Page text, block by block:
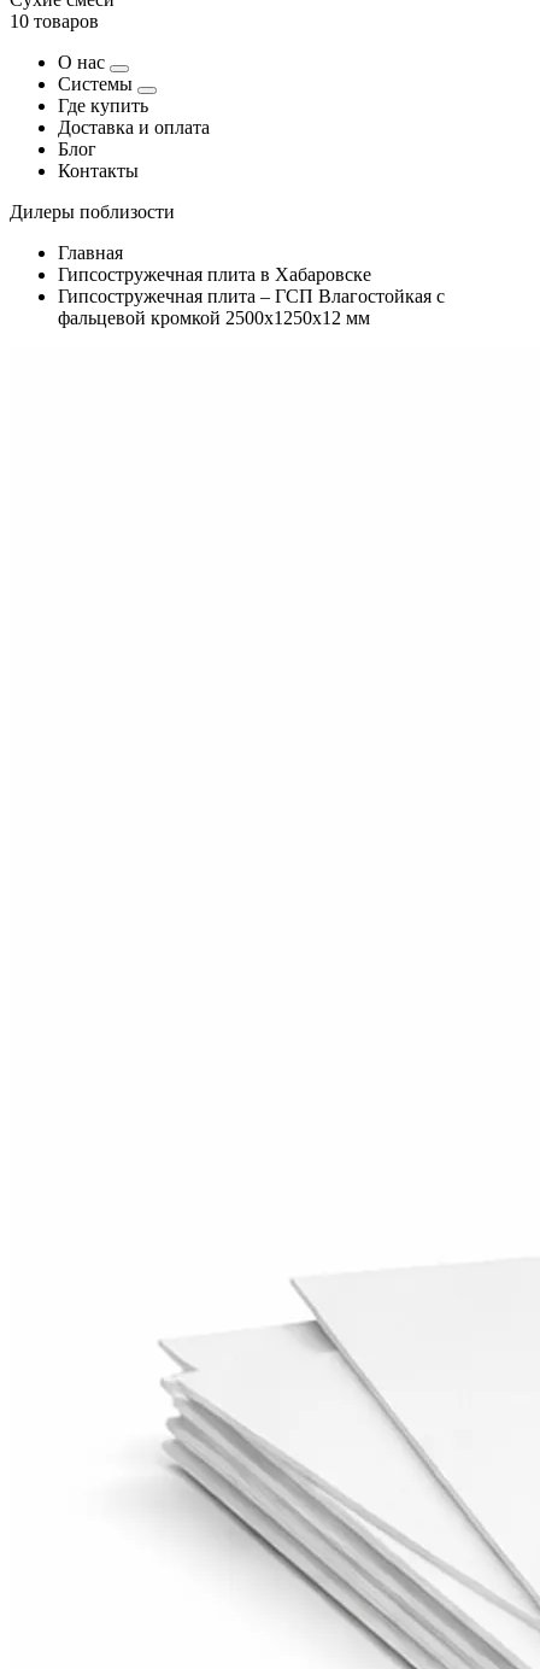
10 товаров
О нас
Системы
Где купить
Доставка и оплата
Блог
Контакты
Дилеры поблизости
Главная
Гипсостружечная плита в Хабаровске
Гипсостружечная плита – ГСП Влагостойкая с
фальцевой кромкой 2500х1250х12 мм